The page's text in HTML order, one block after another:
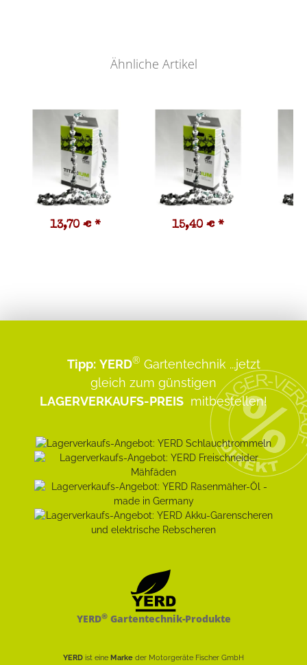
Ähnliche Artikel
13,70 € * 15,40 € *
Tipp: YERD® Gartentechnik ...jetzt
gleich zum günstigen
LAGERVERKAUFS-PREIS mitbestellen!
YERD®Gartentechnik-Produkte
YERD ist eine Marke der Motorgeräte Fischer GmbH